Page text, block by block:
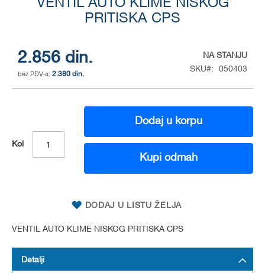
VENTIL AUTO KLIME NISKOG
PRITISKA CPS
2.856 din.
2.380 din.
NA STANJU
SKU
050403
Kol
Dodaj u korpu
Kupi odmah
DODAJ U LISTU ŽELJA
VENTIL AUTO KLIME NISKOG PRITISKA CPS
images
gallery
Detalji